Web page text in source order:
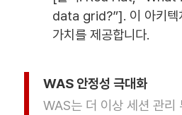
data grid?”]. 이 아키텍
가치를 제공합니다.
WAS 안정성 극대화
WAS는 더 이상 세션 관리